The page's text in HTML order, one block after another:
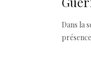
Dans la